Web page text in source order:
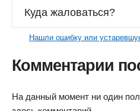
Куда жаловаться?
Нашли ошибку или
Комментарии
На данный момент ни один